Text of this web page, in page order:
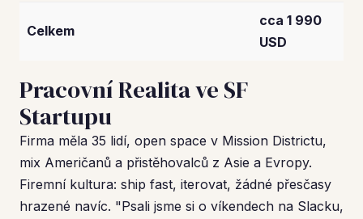
Celkem
cca 1 990
USD
Pracovní Realita ve SF
Startupu
Firma měla 35 lidí, open space v Mission Districtu,
mix Američanů a přistěhovalců z Asie a Evropy.
Firemní kultura: ship fast, iterovat, žádné přesčasy
hrazené navíc. "Psali jsme si o víkendech na Slacku,